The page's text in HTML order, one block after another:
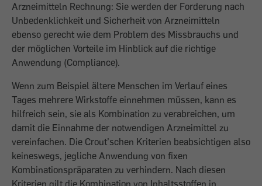
Arzneimitteln Rechnung: Sie werden der Forderung nach
Unbedenklichkeit und Sicherheit von Arzneimitteln
ebenso gerecht wie dem Problem des Missbrauchs und
der möglichen Vorteile im Hinblick auf die richtige
Anwendung (Compliance).
Wenn zum Beispiel ältere Menschen im Verlauf eines
Tages mehrere Wirkstoffe einnehmen müssen, kann es
hilfreich sein, sie als Kombination zu verabreichen, um
damit die Einnahme der notwendigen Arzneimittel zu
vereinfachen. Die Crout’schen Kriterien beabsichtigen also
keineswegs, jegliche Anwendung von fixen
Kombinationspräparaten zu verhindern. Nach diesen
Kriterien gilt die Kombination von Inhaltsstoffen in